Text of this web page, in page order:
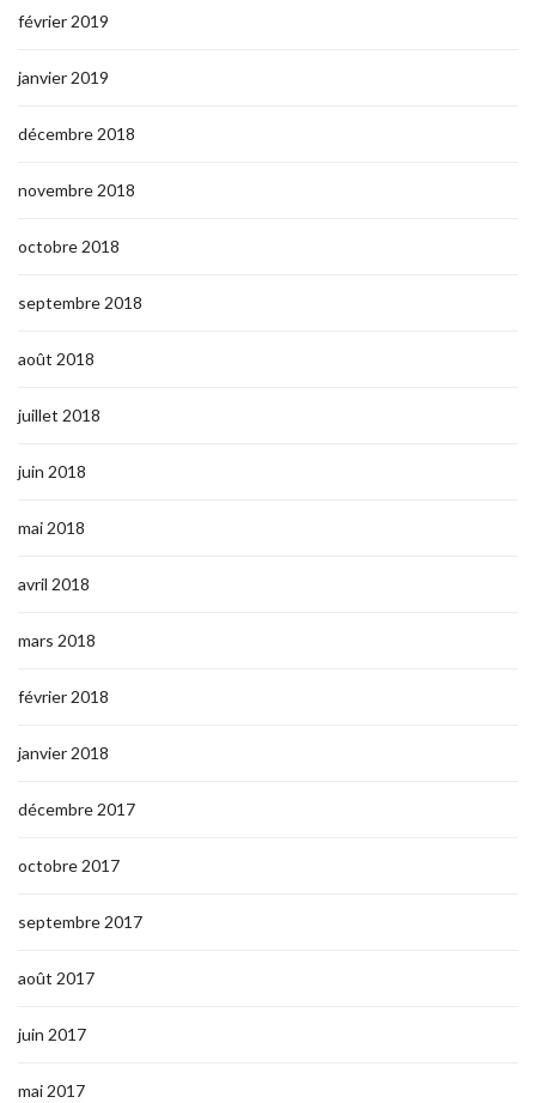
février 2019
janvier 2019
décembre 2018
novembre 2018
octobre 2018
septembre 2018
août 2018
juillet 2018
juin 2018
mai 2018
avril 2018
mars 2018
février 2018
janvier 2018
décembre 2017
octobre 2017
septembre 2017
août 2017
juin 2017
mai 2017